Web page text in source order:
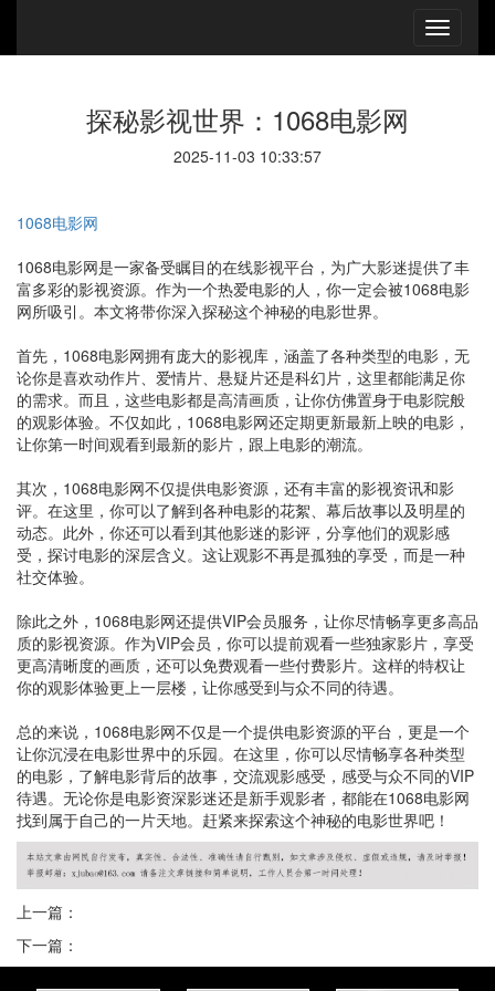
探秘影视世界：1068电影网
2025-11-03 10:33:57
1068电影网
1068电影网是一家备受瞩目的在线影视平台，为广大影迷提供了丰
富多彩的影视资源。作为一个热爱电影的人，你一定会被1068电影
网所吸引。本文将带你深入探秘这个神秘的电影世界。
首先，1068电影网拥有庞大的影视库，涵盖了各种类型的电影，无
论你是喜欢动作片、爱情片、悬疑片还是科幻片，这里都能满足你
的需求。而且，这些电影都是高清画质，让你仿佛置身于电影院般
的观影体验。不仅如此，1068电影网还定期更新最新上映的电影，
让你第一时间观看到最新的影片，跟上电影的潮流。
其次，1068电影网不仅提供电影资源，还有丰富的影视资讯和影
评。在这里，你可以了解到各种电影的花絮、幕后故事以及明星的
动态。此外，你还可以看到其他影迷的影评，分享他们的观影感
受，探讨电影的深层含义。这让观影不再是孤独的享受，而是一种
社交体验。
除此之外，1068电影网还提供VIP会员服务，让你尽情畅享更多高品
质的影视资源。作为VIP会员，你可以提前观看一些独家影片，享受
更高清晰度的画质，还可以免费观看一些付费影片。这样的特权让
你的观影体验更上一层楼，让你感受到与众不同的待遇。
总的来说，1068电影网不仅是一个提供电影资源的平台，更是一个
让你沉浸在电影世界中的乐园。在这里，你可以尽情畅享各种类型
的电影，了解电影背后的故事，交流观影感受，感受与众不同的VIP
待遇。无论你是电影资深影迷还是新手观影者，都能在1068电影网
找到属于自己的一片天地。赶紧来探索这个神秘的电影世界吧！
上一篇：
下一篇：